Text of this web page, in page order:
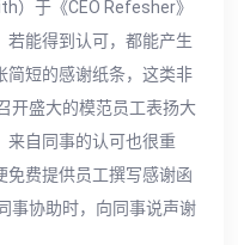
）于《CEO Refesher》
若能得到认可，都能产生
简短的感谢纸条，这类非
开盛大的模范员工表扬大
来自同事的认可也很重
免费提供员工撰写感谢函
事协助时，向同事说声谢